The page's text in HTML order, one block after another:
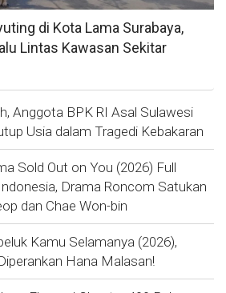
di Kota Lama Surabaya,
Lintas Kawasan Sekitar
Anggota BPK RI Asal Sulawesi
Usia dalam Tragedi Kebakaran
Sold Out on You (2026) Full
Drama Roncom Satukan
dan Chae Won-bin
Kamu Selamanya (2026),
Hana Malasan!